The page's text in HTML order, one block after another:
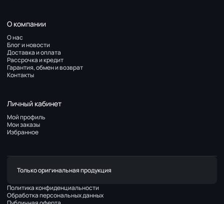
О компании
О нас
Блог и новости
Доставка и оплата
Рассрочка и кредит
Гарантия, обмен и возврат
Контакты
Личный кабинет
Мой профиль
Мои заказы
Избранное
Только оригинальная продукция
Политика конфиденциальности
Обработка персональных данных